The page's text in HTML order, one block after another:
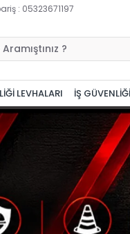
: 05323671197
LEVHALARI İŞ